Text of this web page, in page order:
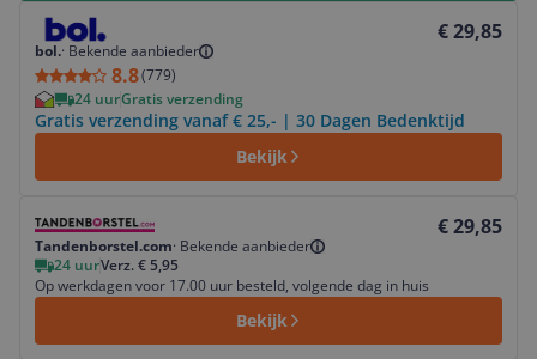
bol.· Bekende aanbieder
8.8(779)
€ 29,85
24 uurGratis verzending
Gratis verzending vanaf € 25,- | 30 Dagen Bedenktijd
Bekijk
Bekijk product
Tandenborstel.com· Bekende aanbieder
€ 29,85
24 uurVerz. € 5,95
Op werkdagen voor 17.00 uur besteld, volgende dag in huis
Bekijk